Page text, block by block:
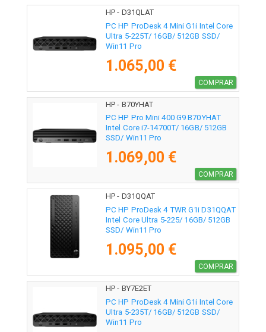
HP - D31QLAT
PC HP ProDesk 4 Mini G1i Intel Core
Ultra 5-225T/ 16GB/ 512GB SSD/
Win11 Pro
1.065,00 €
COMPRAR
HP - B70YHAT
PC HP Pro Mini 400 G9 B70YHAT
Intel Core i7-14700T/ 16GB/ 512GB
SSD/ Win11 Pro
1.069,00 €
COMPRAR
HP - D31QQAT
PC HP ProDesk 4 TWR G1i D31QQAT
Intel Core Ultra 5-225/ 16GB/ 512GB
SSD/ Win11 Pro
1.095,00 €
COMPRAR
HP - BY7E2ET
PC HP ProDesk 4 Mini G1i Intel Core
Ultra 5-235T/ 16GB/ 512GB SSD/
Win11 Pro